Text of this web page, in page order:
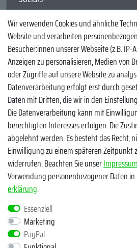
YouTube
Facebook
Instagram
TikTok
Zahlungsmethoden
Egal ob Barsch, Hecht, Zander und
Shop für Raubfischangler - Von
* Alle Preise inklusive MwSt. zzgl.
** Bei Variantenartikeln mit
Wir verwenden Cookies und ähnliche
Website und verarbeiten
Besucher:innen unserer Webseite (z.B.
Anzeigen zu personalisieren, Medien von
oder Zugriffe auf unsere Website zu
Datenverarbeitung erfolgt erst durch
Daten mit Dritten, die wir in den
Die Datenverarbeitung kann mit
berechtigten Interesses erfolgen. Die
abgelehnt werden. Es besteht das Recht,
Einwilligung zu einem späteren Zeitpunkt
widerrufen. Beachten Sie unserImpressum
Verwendung personenbezogener Daten
erklärung.
Essenziell
Marketing
PayPal